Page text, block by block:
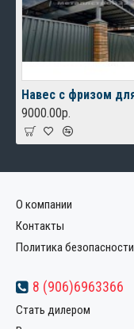
9000.00р.
О компании
Контакты
Политика безопасности
8 (906)6963366
Стать дилером